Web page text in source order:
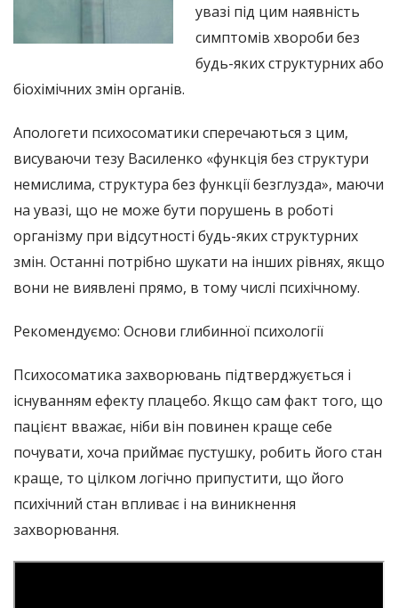
увазі під цим наявність
симптомів хвороби без
будь-яких структурних або
біохімічних змін органів.
Апологети психосоматики сперечаються з цим,
висуваючи тезу Василенко «функція без структури
немислима, структура без функції безглузда», маючи
на увазі, що не може бути порушень в роботі
організму при відсутності будь-яких структурних
змін. Останні потрібно шукати на інших рівнях, якщо
вони не виявлені прямо, в тому числі психічному.
Рекомендуємо: Основи глибинної психології
Психосоматика захворювань підтверджується і
існуванням ефекту плацебо. Якщо сам факт того, що
пацієнт вважає, ніби він повинен краще себе
почувати, хоча приймає пустушку, робить його стан
краще, то цілком логічно припустити, що його
психічний стан впливає і на виникнення
захворювання.